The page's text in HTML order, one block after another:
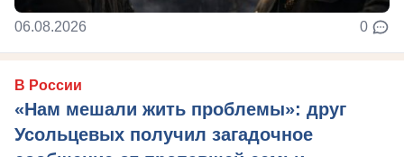
06.08.2026 0
В России
«Нам мешали жить проблемы»: друг
Усольцевых получил загадочное